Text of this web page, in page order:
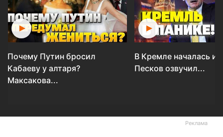
Почему Путин бросил
Кабаеву у алтаря?
Максакова...
В Кремле началась
Песков озвучил...
Реклама